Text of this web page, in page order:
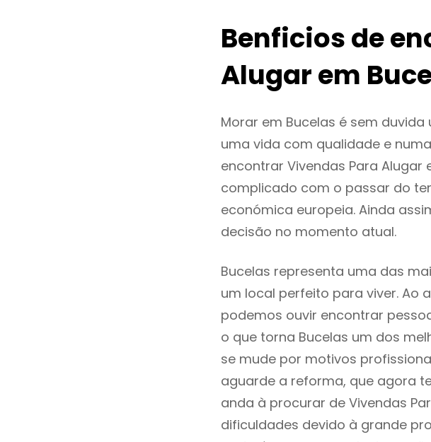
Benficios de
Alugar em
Morar em Bucelas é sem
uma vida com qualidade e
encontrar Vivendas Para
complicado com o passar do
económica europeia. Ainda
decisão no momento atual.
Bucelas representa uma das
um local perfeito para viver. Ao
podemos ouvir encontrar
o que torna Bucelas um dos
se mude por motivos
aguarde a reforma, que agora
anda à procurar de Vivendas
dificuldades devido à grande